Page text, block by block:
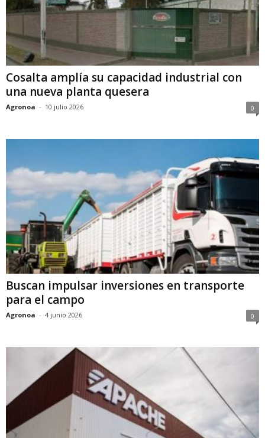
Cosalta amplía su capacidad industrial con
una nueva planta quesera
Agronoa - 10 julio 2026 0
Buscan impulsar inversiones en transporte
para el campo
Agronoa - 4 junio 2026 0